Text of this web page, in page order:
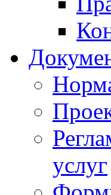
услуг